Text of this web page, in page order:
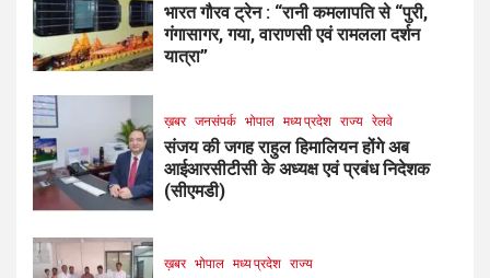
भारत गौरव ट्रेन : “रानी कमलापति से “पुरी,
गंगासागर, गया, वाराणसी एवं रामलला दर्शन
यात्रा”
ख़बर जनसंपर्क भोपाल मध्य प्रदेश राज्य रेलवे
संजय की जगह राहुल हिमालियन होंगे अब
आईआरसीटीसी के अध्यक्ष एवं प्रबंध निदेशक
(सीएमडी)
ख़बर भोपाल मध्य प्रदेश राज्य